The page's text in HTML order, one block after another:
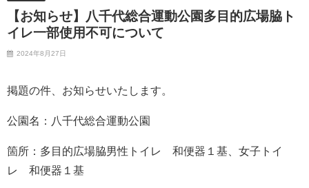
【お知らせ】八千代総合運動公園多目的広場脇ト
イレ一部使用不可について
2024年8月27日
掲題の件、お知らせいたします。
公園名：八千代総合運動公園
箇所：多目的広場脇男性トイレ 和便器１基、女子トイ
レ 和便器１基